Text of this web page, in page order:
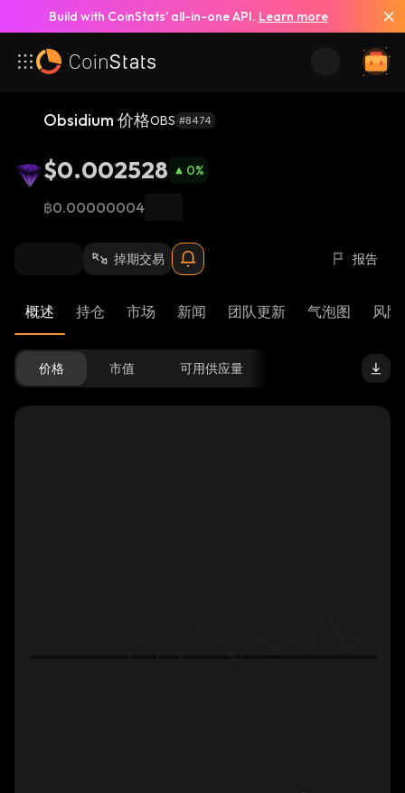
Build with CoinStats’ all-in-one API. Learn more
Obsidium 价格OBS #8474
$0.002528 0%
฿0.00000004
掉期交易 报告
概述 持仓 市场 新闻 团队更新 气泡图 风险
价格 市值 可用供应量